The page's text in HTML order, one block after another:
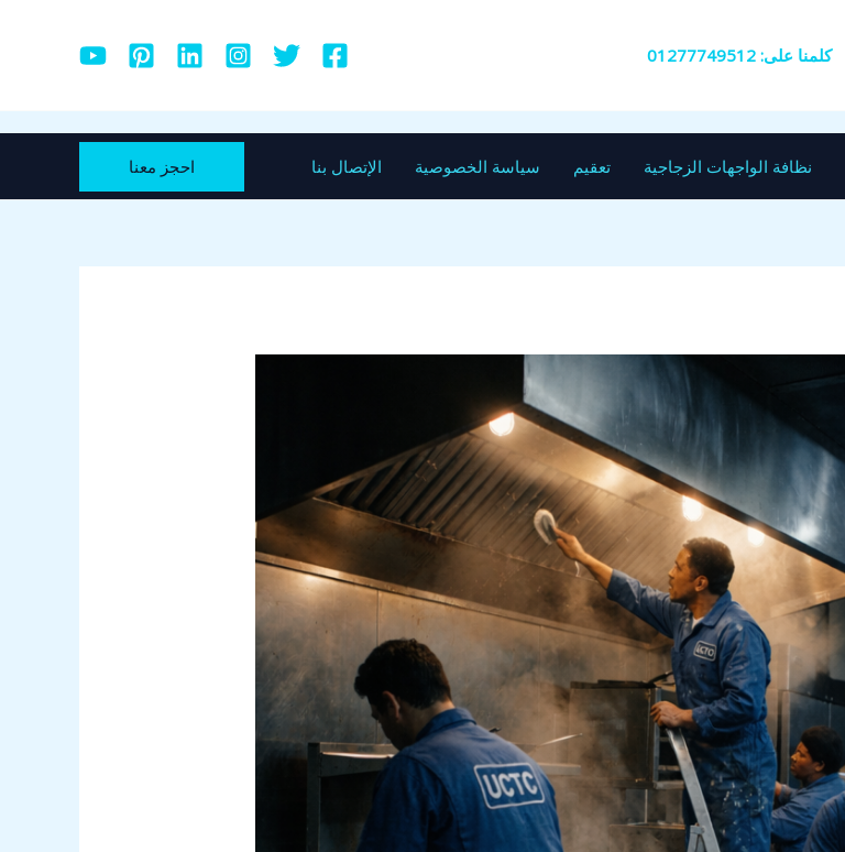
كلمنا على: 01277749512
نظافة الواجهات الزجاجية تعقيم سياسة الخصوصية الإتصال بنا احجز معنا